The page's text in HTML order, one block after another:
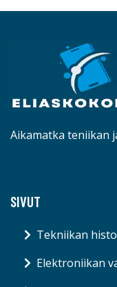
Aikamatka teniikan
SIVUT
Tekniikan
Elektroniikan